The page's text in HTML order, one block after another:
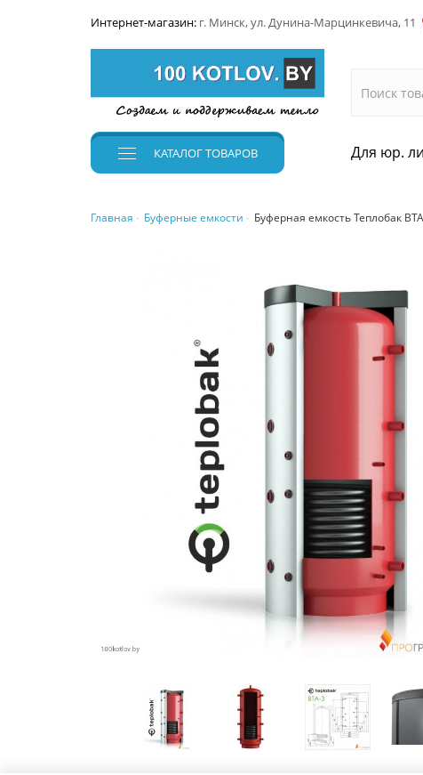
Интернет-магазин: г. Минск, ул. Дунина-Марцинкевича, 11
КАТАЛОГТОВАРОВ Для юр.
Главная Буферные емкости Буферная емкость Теплобак